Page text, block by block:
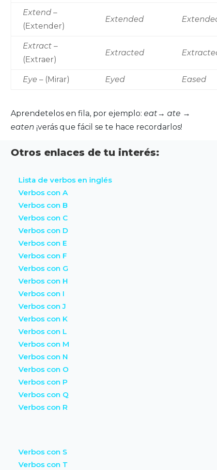
Extend –
(Extender)
Extended
Extract –
(Extraer)
Extracted
Eye – (Mirar) Eyed Eased
Aprendetelos en fila, por ejemplo:eat→ ate →
eaten¡verás que fácil se te hace recordarlos!
Otros enlaces de tu interés:
Lista de verbos en inglés
Verbos con A
Verbos con B
Verbos con C
Verbos con D
Verbos con E
Verbos con F
Verbos con G
Verbos con H
Verbos con I
Verbos con J
Verbos con K
Verbos con L
Verbos con M
Verbos con N
Verbos con O
Verbos con P
Verbos con Q
Verbos con R
Verbos con S
Verbos con T